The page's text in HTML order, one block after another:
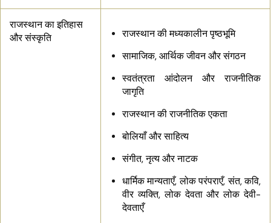
राजस्थान का इतिहास
और संस्कृति
राजस्थान की मध्यकालीन पृष्ठभूमि
सामाजिक, आर्थिक जीवन और संगठन
स्वतंत्रता आंदोलन और राजनीतिक
जागृति
राजस्थान की राजनीतिक एकता
बोलियाँ और साहित्य
संगीत, नृत्य और नाटक
धार्मिक मान्यताएँ, लोक परंपराएँ, संत, कवि,
वीर व्यक्ति, लोक देवता और लोक देवी-
देवताएँ